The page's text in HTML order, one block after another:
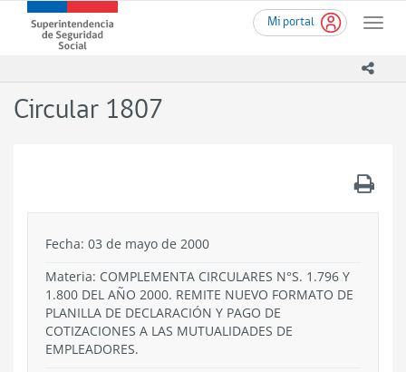
contenido
Mi portal
Toggle
Superintendencia
de
-
Circular 1807
Fecha: 03 de mayo de 2000
Materia: COMPLEMENTA CIRCULARES N°S. 1.796 Y
1.800 DEL AÑO 2000. REMITE NUEVO FORMATO DE
PLANILLA DE DECLARACIÓN Y PAGO DE
COTIZACIONES A LAS MUTUALIDADES DE
EMPLEADORES.